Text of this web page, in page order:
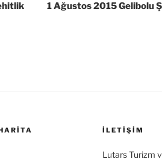
1 Ağustos 2015 Gelibolu
İLETİŞİM
Lutars Turizm